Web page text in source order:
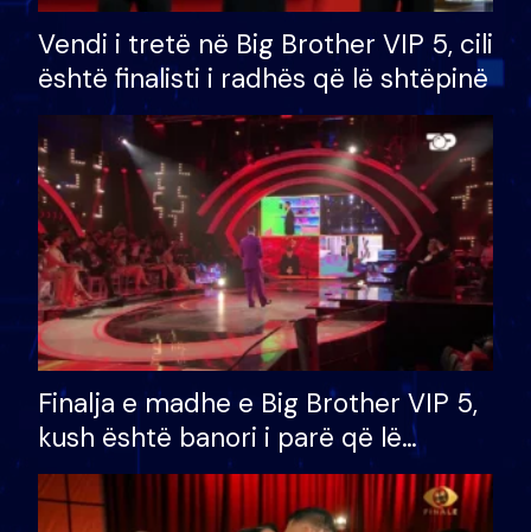
Vendi i tretë në Big Brother VIP 5, cili
është finalisti i radhës që lë shtëpinë
Finalja e madhe e Big Brother VIP 5,
kush është banori i parë që lë
shtëpinë dhe humb mundësinë për
të fituar çmimin e madh